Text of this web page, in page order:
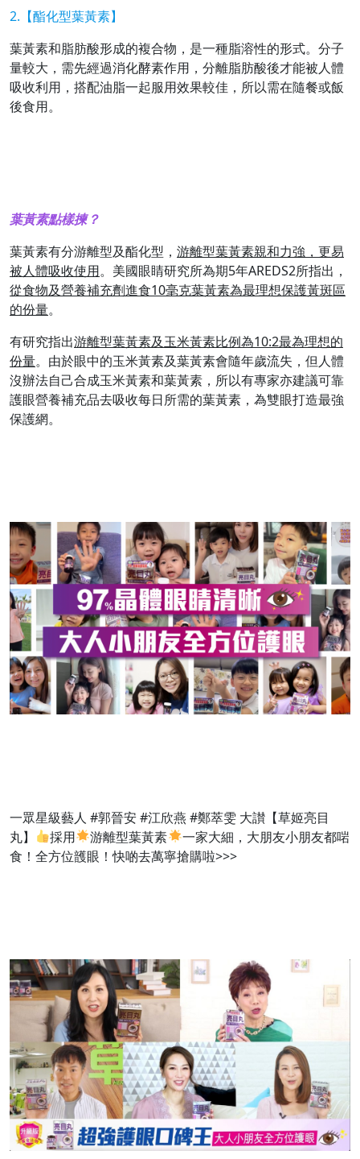
2.【酯化型葉黃素】
葉黃素和脂肪酸形成的複合物，是一種脂溶性的形式。分子
量較大，需先經過消化酵素作用，分離脂肪酸後才能被人體
吸收利用，搭配油脂一起服用效果較佳，所以需在隨餐或飯
後食用。
葉黃素點樣揀？
葉黃素有分游離型及酯化型， 游離型葉黃素親和力強，更易
被人體吸收使用。美國眼睛研究所為期5年AREDS2所指出，
從食物及營養補充劑進食10毫克葉黃素為最理想保護黃斑區
的份量。
有研究指出游離型葉黃素及玉米黃素比例為10:2最為理想的
份量。由於眼中的玉米黃素及葉黃素會隨年歲流失，但人體
沒辦法自己合成玉米黃素和葉黃素，所以有專家亦建議可靠
護眼營養補充品去吸收每日所需的葉黃素，為雙眼打造最強
保護網。
一眾星級藝人 #郭晉安 #江欣燕 #鄭萃雯 大讃【草姬亮目
丸】
採用 游離型葉黃素
一家大細，大朋友小朋友都啱
食！全方位頀眼！快啲去萬寧搶購啦>>>